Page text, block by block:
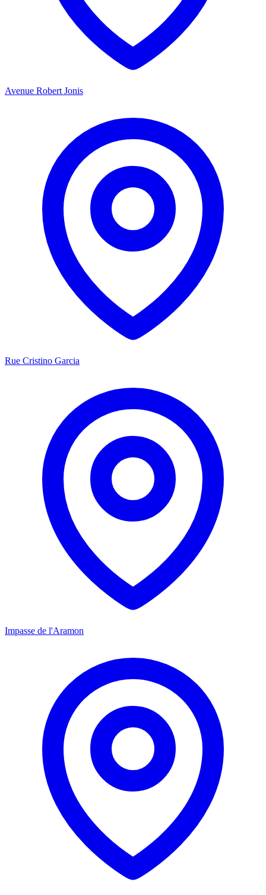
Avenue Robert Jonis
Rue Cristino Garcia
Impasse de l'Aramon